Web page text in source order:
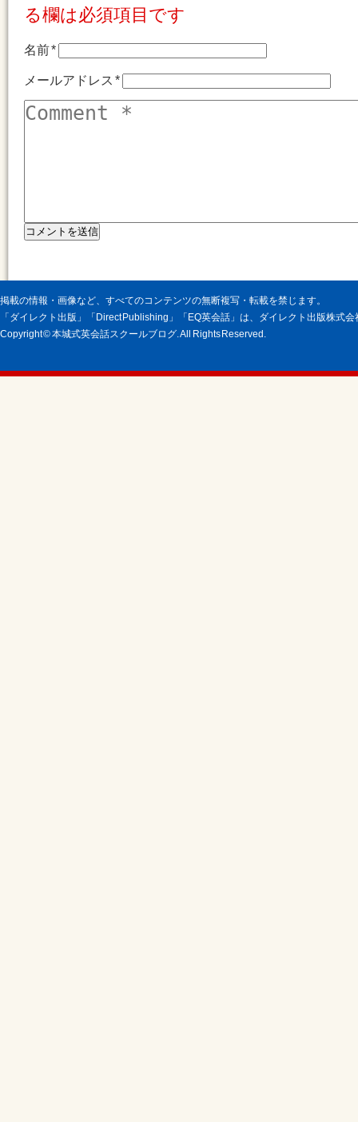
る欄は必須項目です
名前*
メールアドレス*
掲載の情報・画像など、すべてのコンテンツの無断複写・転載を禁じます。
「ダイレクト出版」「Direct Publishing」「EQ英会話」は、ダイレクト出版株式
Copyright © 本城式英会話スクールブログ. All Rights Reserved.